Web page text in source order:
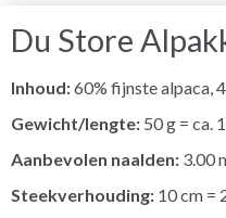
Du Store
Inhoud:60% fijnste alpaca,
Gewicht/lengte: 50 g = ca.
Aanbevolen naalden: 3.00
Steekverhouding: 10 cm =